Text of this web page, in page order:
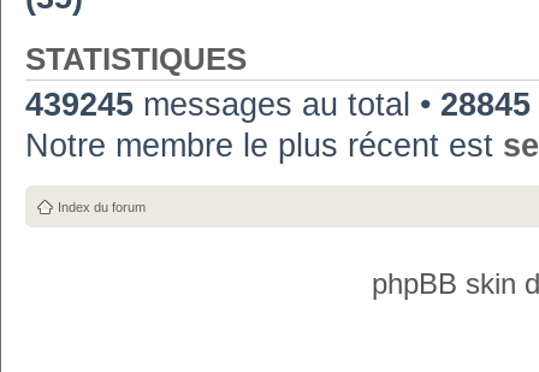
STATISTIQUES
439245 messages au total • 28845
Notre membre le plus récent est
Index du forum
phpBB skin